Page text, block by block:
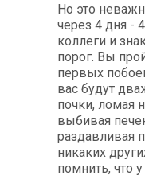
Но это
через 4 дня -
коллеги и
порог. Вы
первых
вас будут
почки, ломая
выбивая
раздавливая
никаких
помнить, что